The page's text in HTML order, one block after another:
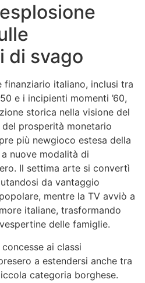
di svago
finanziario italiano, inclusi tra
e i incipienti momenti ’60,
storica nella visione del
del prosperità monetario
più newgioco estesa della
nuove modalità di
Il settima arte si convertì
da vantaggio
mentre la TV avviò a
italiane, trasformando
delle famiglie.
ai classi
a estendersi anche tra
categoria borghese.